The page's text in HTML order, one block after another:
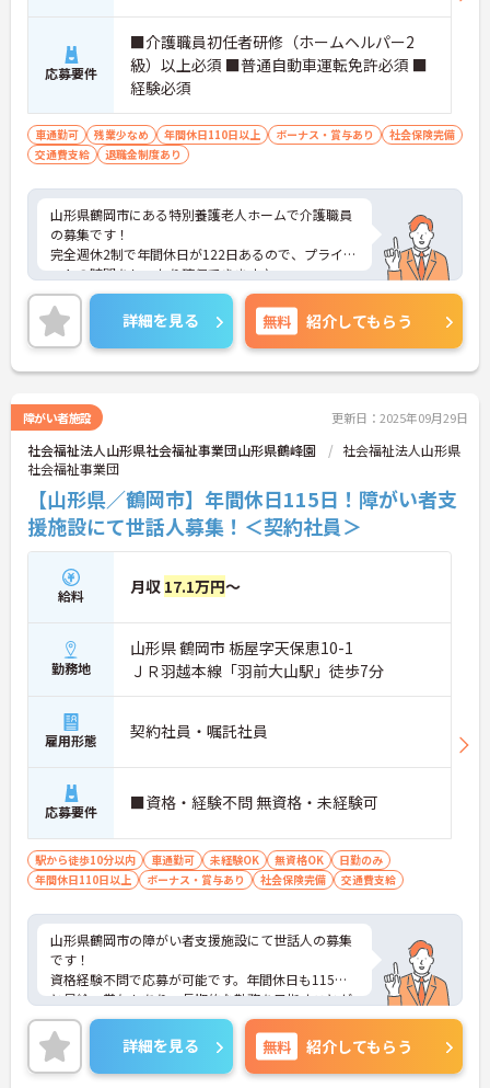
応募要件
■介護職員初任者研修（ホームヘルパー2
級）以上必須 ■普通自動車運転免許必須 ■
経験必須
車通勤可 残業少なめ 年間休日110日以上 ボーナス・賞与あり
社会保険完備
交通費支給
退職金制度あり
山形県鶴岡市にある特別養護老人ホームで介護職員
の募集です！
完全週休2制で年間休日が122日あるので、プライベ
ートの時間をしっかり確保できます♪
資格手当など各種手当も充実しているので安心して
働きやすい環境が整っています！
ご興味ある方は面接ポイントをお伝えしますので、
お気軽にご連絡ください。
詳細を見る 無料 紹介してもらう
障がい者施設 更新日：2025年09月29日
社会福祉法人山形県社会福祉事業団山形県鶴峰園
社会福祉法人山形県
社会福祉事業団
【山形県／鶴岡市】年間休日115日！障がい者支
援施設にて世話人募集！＜契約社員＞
給料 月収 17.1万円～
勤務地
山形県 鶴岡市 栃屋字天保恵10-1
ＪＲ羽越本線「羽前大山駅」徒歩7分
雇用形態 契約社員・嘱託社員
応募要件 ■資格・経験不問 無資格・未経験可
駅から徒歩10分以内 車通勤可 未経験OK 無資格OK
日勤のみ
年間休日110日以上
ボーナス・賞与あり 社会保険完備 交通費支給
山形県鶴岡市の障がい者支援施設にて世話人の募集
です！
資格経験不問で応募が可能です。年間休日も115日
と昇給・賞与もあり、長期的な勤務を目指すことが
出来ます。
ご興味のある方には、面接対策ポイントなどさらに
詳細をお話いたしますので、お気軽にご相談くださ
い。
詳細を見る 無料 紹介してもらう